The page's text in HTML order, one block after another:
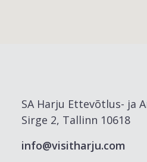
SA Harju Ettevõtlus- ja
Sirge 2, Tallinn 10618
info@visitharju.com